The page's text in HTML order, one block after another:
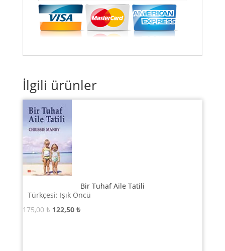
İlgili ürünler
Bir Tuhaf Aile Tatili
Türkçesi: Işık Öncü
175,00₺ Orijinal
122,50 ₺Şu